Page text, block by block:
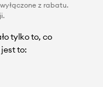
z rabatu.
.
tylko to, co
to: